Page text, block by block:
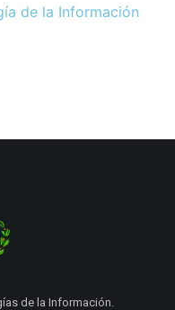
de la Información
de la Información.